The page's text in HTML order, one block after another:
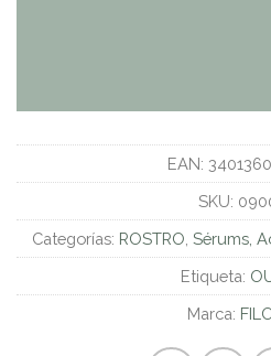
EAN:
SKU:
Categorías: ROSTRO Sérums,
Etiqueta:
Marca: